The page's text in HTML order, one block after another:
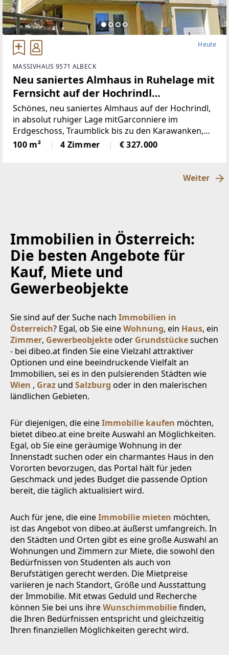
Heute
MASSIVHAUS 9571 ALBECK
Neu saniertes Almhaus in Ruhelage mit
Fernsicht auf der Hochrindl
(Provisionsfrei)
Schönes, neu saniertes Almhaus auf der Hochrindl,
in absolut ruhiger Lage mitGarconniere im
Erdgeschoss, Traumblick bis zu den Karawanken,
Sonnenlage, hierscheint den ganzen Tag die Sonne,
über der Nebelgrenze, in 1600m Seehöhegelegen,
100 m² 4 Zimmer € 327.000
Weiter
Immobilien in Österreich:
Die besten Angebote für
Kauf, Miete und
Gewerbeobjekte
Sie sind auf der Suche nach Immobilien in
Österreich? Egal, ob Sie eineWohnung, ein Haus, ein
Zimmer, Gewerbeobjekteoder Grundstückesuchen
- bei dibeo.at finden Sie eine Vielzahl attraktiver
Optionen und eine beeindruckende Vielfalt an
Immobilien, sei es in den pulsierenden Städten wie
Wien , Graz und Salzburg oder in den malerischen
ländlichen Gebieten.
Für diejenigen, die eineImmobilie kaufen möchten,
bietet dibeo.at eine breite Auswahl an Möglichkeiten.
Egal, ob Sie eine geräumige Wohnung in der
Innenstadt suchen oder ein charmantes Haus in den
Vororten bevorzugen, das Portal hält für jeden
Geschmack und jedes Budget die passende Option
bereit, die täglich aktualisiert wird.
Auch für jene, die eineImmobilie mieten möchten,
ist das Angebot von dibeo.at äußerst umfangreich. In
den Städten und Orten gibt es eine große Auswahl an
Wohnungen und Zimmern zur Miete, die sowohl den
Bedürfnissen von Studenten als auch von
Berufstätigen gerecht werden. Die Mietpreise
variieren je nach Standort, Größe und Ausstattung
der Immobilie. Mit etwas Geduld und Recherche
können Sie bei uns ihreWunschimmobiliefinden,
die Ihren Bedürfnissen entspricht und gleichzeitig
Ihren finanziellen Möglichkeiten gerecht wird.